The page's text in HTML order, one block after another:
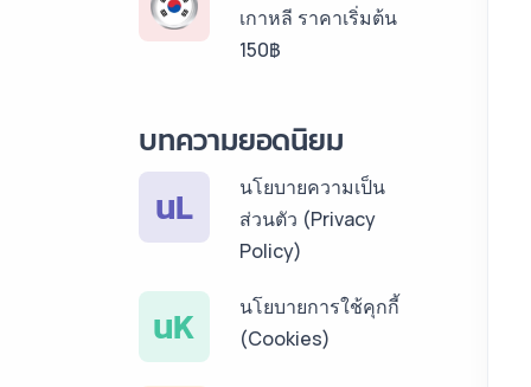
เกาหลี ราคาเริ่มต้น
150฿
ลาว ราคาเริ่มต้น
บริการรับแปลภาษา
พม่า ราคาเริ่มต้น
บริการรับแปลภาษา
บทความยอดนิยม
นL
นโยบายความเป็น
ส่วนตัว (Privacy
Policy)
นK
นโยบายการใช้คุกกี้
(Cookies)